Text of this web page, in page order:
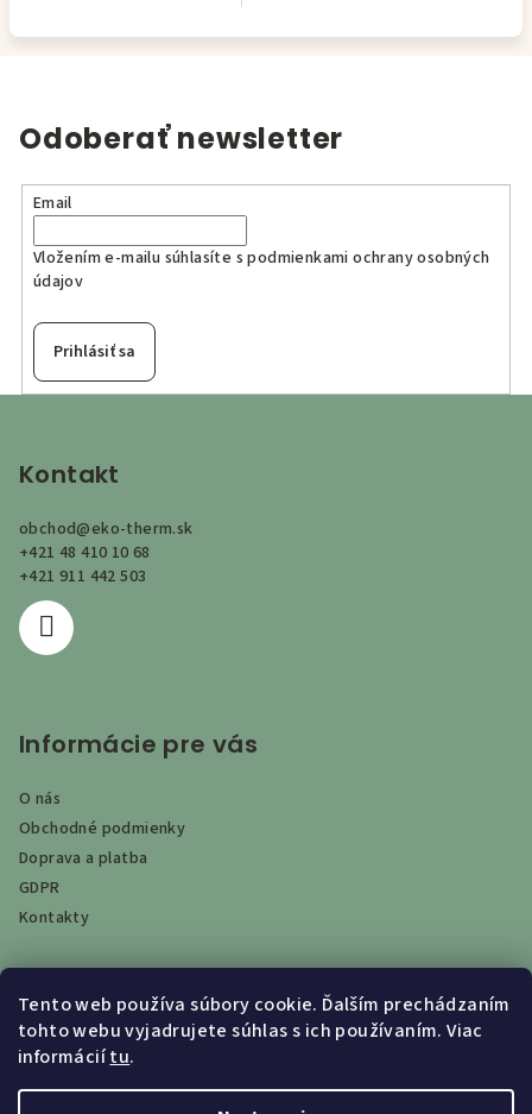
Tento web používa súbory cookie. Ďalším prechádzaním
tohto webu vyjadrujete súhlas s ich používaním. Viac
informáciítu.
Odoberať newsletter
Email
Vložením e-mailu súhlasíte spodmienkami ochrany osobných
údajov
Prihlásiť sa
Kontakt
obchod@eko-therm.sk
+421 48 410 10 68
+421 911 442 503
Informácie pre vás
O nás
Obchodné podmienky
Doprava a platba
GDPR
Kontakty
Vyhľadávanie
Hľadať